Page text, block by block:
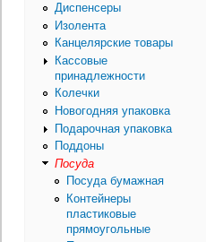
Диспенсеры
Изолента
Канцелярские товары
Кассовые
принадлежности
Колечки
Новогодняя упаковка
Подарочная упаковка
Поддоны
Посуда
Посуда бумажная
Контейнеры
пластиковые
прямоугольные